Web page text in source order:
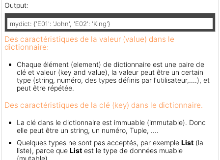
Output:
mydict: {'E01': 'John', 'E02': 'King'}
Des caractéristiques de la valeur (value) dans le
dictionnaire:
Chaque élément (element) de dictionnaire est une paire de
clé et valeur (key and value), la valeur peut être un certain
type (string, numéro, des types définis par l'utilisateur,....), et
peut être répétée.
Des caractéristiques de la clé (key) dans le dictionnaire.
La clé dans le dictionnaire est immuable (immutable). Donc
elle peut être un string, un numéro, Tuple, ....
Quelques types ne sont pas acceptés, par exemple List (la
liste), parce que List est le type de données muable
(mutable).